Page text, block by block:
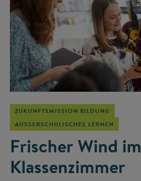
ZUKUNFTSMISSION BILDUNG
AUSSERSCHULISCHES LERNEN
Frischer Wind im
Klassenzimmer